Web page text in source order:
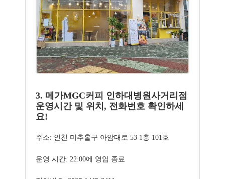
3. 메가MGC커피 인하대병원사거리점
운영시간 및 위치, 전화번호 확인하세
요!
주소: 인천 미추홀구 아암대로 53 1층 101호
운영 시간: 22:00에 영업 종료